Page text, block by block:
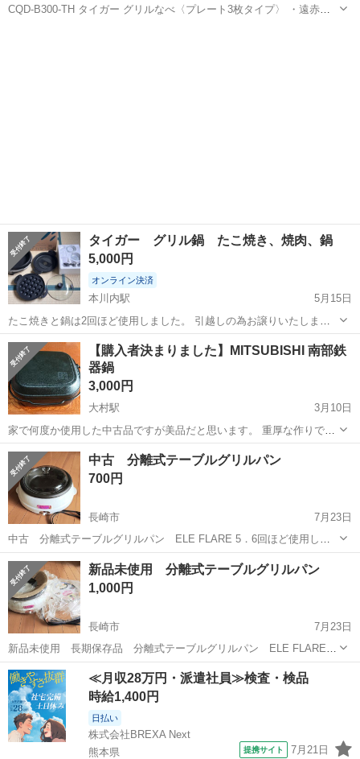
CQD-B300-TH タイガー グリルなべ〈プレート3枚タイプ〉 ・遠赤土
タイガー グリル鍋 たこ焼き、焼肉、鍋
5,000円
オンライン決済
本川内駅
5月15日
たこ焼きと鍋は2回ほど使用しました。 引越しの為お譲りいたしま
す。
長崎 西彼杵郡 本川内駅 キッチン家電
【購入者決まりました】MITSUBISHI 南部鉄
器鍋
3,000円
大村駅
3月10日
家で何度か使用した中古品ですが美品だと思います。 重厚な作りで蓄
熱性が高く、鍋全体が加熱されるので食材がムラなくふっくらと焼き
上がります。 直火はもちろんIHでも使えます。 すき焼き鍋や煮込み料
理鍋として。 蓋を裏返し...
長崎 大村市 大村駅 キッチン家電 ダッチオーブン
中古 分離式テーブルグリルパン
700円
長崎市
7月23日
中古 分離式テーブルグリルパン ELE FLARE 5．6回ほど使用して
ます。 すき焼き・鍋物・寄せ鍋・焼き物など料理によって使い分け 内
鍋は丸洗いOK！ 本体寸法…幅37.4 奥行33.3 高さ8.5センチ ...
長崎 長崎市 キッチン家電 グリルパン
新品未使用 分離式テーブルグリルパン
1,000円
長崎市
7月23日
新品未使用 長期保存品 分離式テーブルグリルパン ELE FLARE
すき焼き・鍋物・寄せ鍋・焼き物など料理によって使い分け 内鍋は丸
洗いOK！ 本体寸法…幅37.4 奥行33.3 高さ8.5センチ 同じ商...
長崎 長崎市 キッチン家電 グリルパン
≪月収28万円・派遣社員≫検査・検品
時給1,400円
日払い
株式会社BREXA Next
熊本県
提携サイト 7月21日